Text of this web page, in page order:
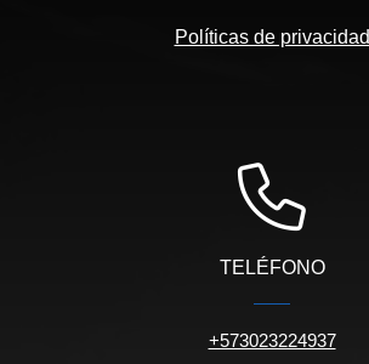
Políticas de privacidad
TELÉFONO
+573023224937